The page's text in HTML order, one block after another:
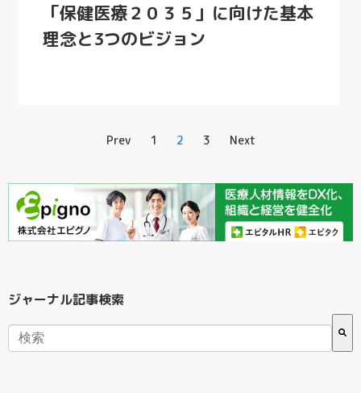
「保健医療２０３５」に向けた基本
理念と3つのビジョン
Prev 1 2 3 Next
ジャーナル記事検索